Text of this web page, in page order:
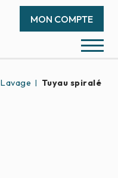
MON COMPTE
Lavage Tuyau spiralé